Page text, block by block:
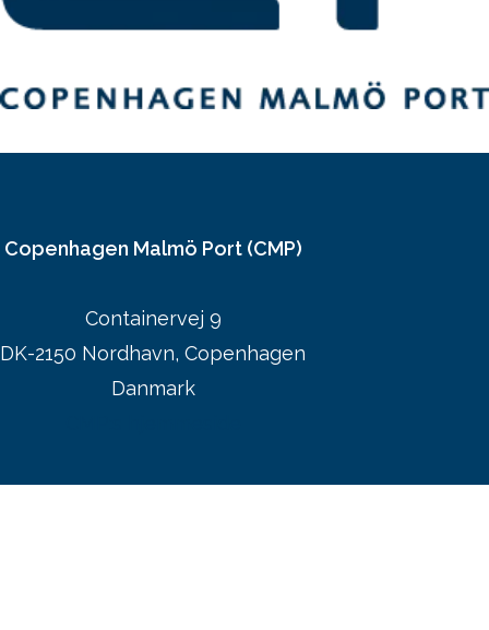
Copenhagen Malmö Port (CMP)
Containervej 9
DK-2150 Nordhavn, Copenhagen
Danmark